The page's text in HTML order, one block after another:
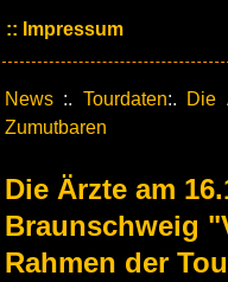
Impressum
News :. Tourdaten:. Die
Zumutbaren
Die Ärzte am
Braunschweig
Rahmen der